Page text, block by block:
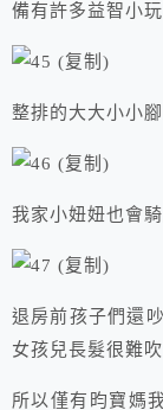
備有許多益智小
整排的大大小小
我家小妞妞也會
退房前孩子們還
女孩兒長髮很難吹
所以僅有昀寶媽